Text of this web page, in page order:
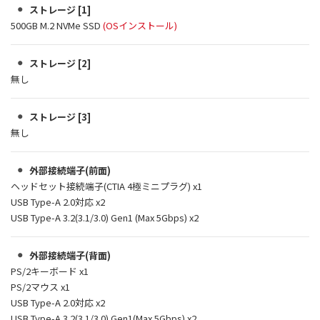
ストレージ [1]
500GB M.2 NVMe SSD (OSインストール)
ストレージ [2]
無し
ストレージ [3]
無し
外部接続端子(前面)
ヘッドセット接続端子(CTIA 4極ミニプラグ) x1
USB Type-A 2.0対応 x2
USB Type-A 3.2(3.1/3.0) Gen1 (Max 5Gbps) x2
外部接続端子(背面)
PS/2キーボード x1
PS/2マウス x1
USB Type-A 2.0対応 x2